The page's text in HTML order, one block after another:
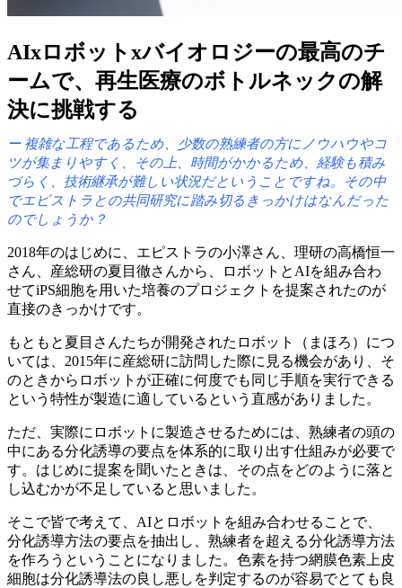
AIxロボットxバイオロジーの最高のチ
ームで、 再生医療のボトルネックの解
決に挑戦する
複雑な 工程である ため、 少数の熟練者の方に ノウハウやコ
ツが集まりやすく、 その上、 時間がかかる ため、 経験も積み
づらく、 技術継承が難しい状況だと いう ことですね。 その中
でエピストラとの共同研究に踏み切る きっかけはなんだった
のでしょうか？
2018年のはじめに、 エピストラの小澤さん、 理研の高橋恒一
さん、 産総研の夏目徹さんから、 ロボットと AIを組み合わ
せてiPS細胞を用いた培養のプロジェクトを提案されたのが
直接のきっかけです。
もともと 夏目さんたちが開発された ロボット （まほろ）につ
いては、 2015年に産総研に訪問した際に 見る機会があり、 そ
のときから ロボットが正確に何度でも 同じ手順を実行できる
と いう 特性が製造に適していると いう 直感がありました。
ただ、 実際に ロボットに製造させるためには、 熟練者の頭の
中にある分化誘導の要点を体系的に取り出す仕組みが必要で
す。 はじめに提案を聞いた ときは、 その点をどのように落と
し込むかが不足していると 思いました。
そこで皆で考えて、 AIと ロボットを組み合わせる ことで、
分化誘導方法の要点を抽出し、 熟練者を超える分化誘導方法
を作ろうと いう ことになりました。 色素を持つ網膜色素上皮
細胞は分化誘導法の良し悪しを判定するのが容易でとても 良